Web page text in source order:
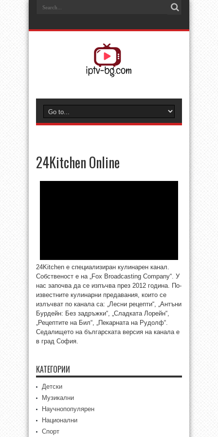
24Kitchen Online
24Kitchen е специализиран кулинарен канал.
Собственост е на „Fox Broadcasting Company“. У
нас започва да се изпъчва през 2012 година. По-
известните кулинарни предавания, които се
излъчват по канала са: „Лесни рецепти“, „Антъни
Бурдейн: Без задръжки“, „Сладката Лорейн“,
„Рецептите на Бил“, „Пекарната на Рудолф“.
Седалището на българската версия на канала е
в град София.
КАТЕГОРИИ
Детски
Музикални
Научнопопулярен
Национални
Спорт